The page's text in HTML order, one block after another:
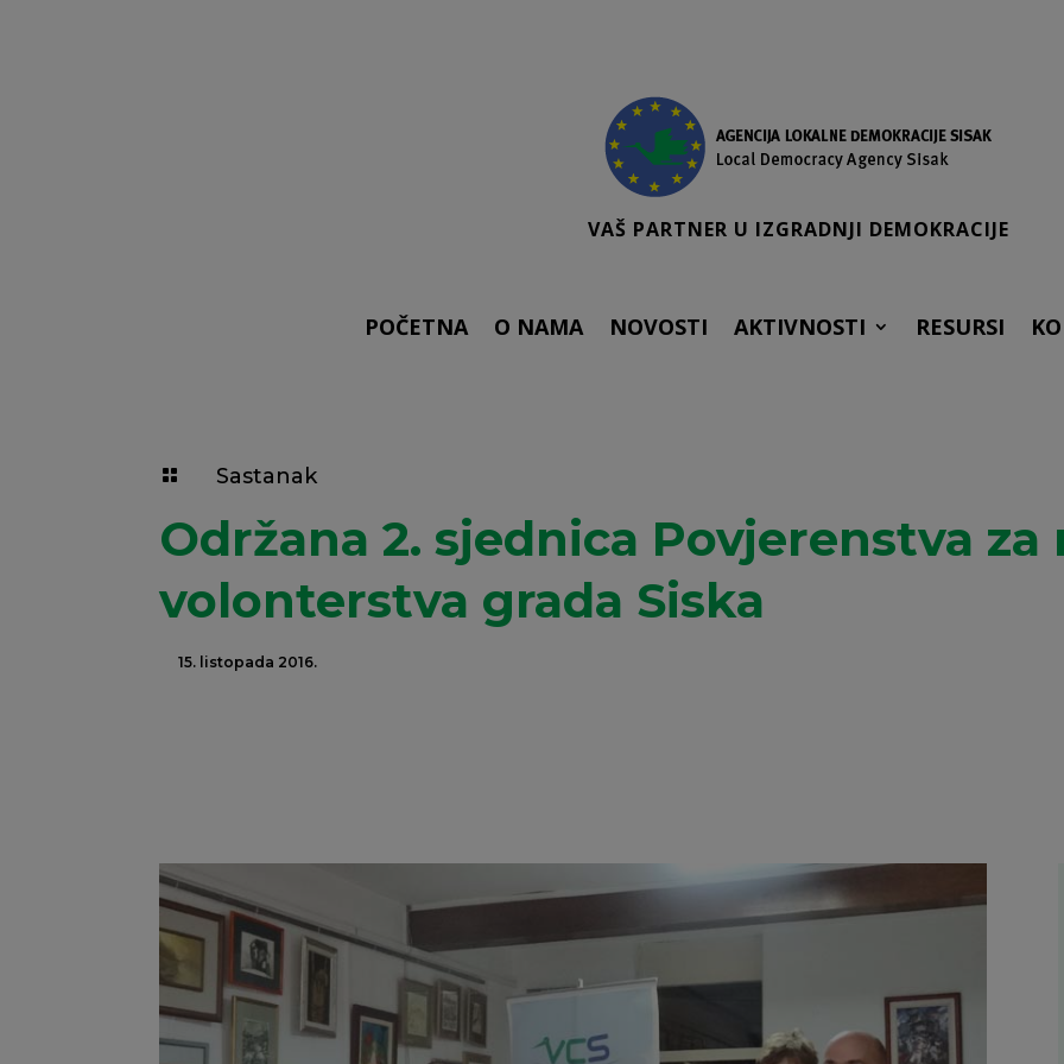
VAŠ PARTNER U IZGRADNJI DEMOKRACIJE
POČETNA O NAMA NOVOSTI AKTIVNOSTI RESURSI
 Sastanak
Održana 2. sjednica Povjerenstva za
volonterstva grada Siska
15. listopada 2016.